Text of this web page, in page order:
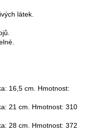
látek.
16,5 cm. Hmotnost:
21 cm. Hmotnost: 310
28 cm. Hmotnost: 372